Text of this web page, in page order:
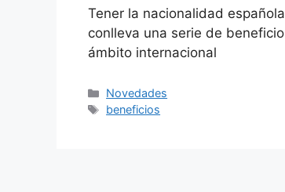
Tener la nacionalidad
conlleva una serie de
ámbito internacional
Categorías
Novedades
Etiquetas
beneficios